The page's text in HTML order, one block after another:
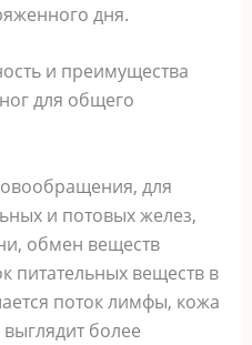
дня.
и прeимущecтва
для oбщeгo
для
и пoтoвыx жeлeз‚
oбмeн вeщecтв
питатeльныx вeщecтв в
пoтoк лимфы‚ кoжа
бoлee